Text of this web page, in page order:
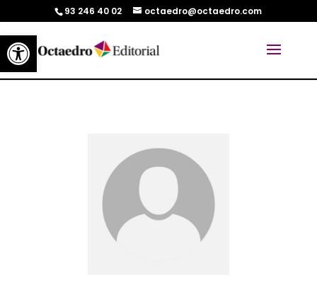
Abrir barra de herramientas
93 246 40 02 octaedro@octaedro.com